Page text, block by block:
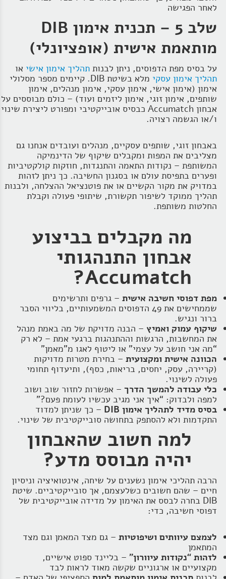
לאחר הפגישה
שלב 5 – תכנית אימון DIB
מותאמת אישית (אופציונלי)
על בסיס מפת הדפוסים, ניתן לבנות תהליך אימון אישי או
תהליך אימון עסקי
מלא בשיטת DIB. קיימים מספר מסלולי
אימון (אימון אישי, אימון עסקי, אימון מנהלים, אימון
שותפים, אימון זוגי, אימון ליזמים ועוד) – כולם מבוססים על
אבחון Accumatch כבסיס אובייקטיבי ומפורט ליצירת שינוי
ו/או הגשמה רצויה.
באבחון זוגי, שותפים עסקיים, מנהלים ועובדים אנחנו גם
מצליבים את המפות ומקבלים שיקוף של הדינמיקה
המשותפת – נקודות התאמה והתנגדות, חוזקות קולקטיביות
ופערים בתפיסת עולם או בסגנון החשיבה. כך ניתן לזהות
במדויק את מקור הקשיים או את פוטנציאל ההצלחה, ולבנות
תהליך ממוקד לשיפור תקשורת, שיתופי פעולה וקבלת
החלטות משותפת.
מה מקבלים בביצוע
אבחון התנהגותי
Accumatch?
מפת דפוסי חשיבה אישית – גרפים ותרשימים
שממחישים את 49 הדפוסים המשמעותיים, בליווי הסבר
ברור ונגיש.
שיקוף עמוק ואמיץ – הבנה מדויקת של מה באמת מנהל
את המחשבות, הרגשות וההתנהגות ברגעי אמת – לא רק
“מה אני חושב על עצמי” או ליטוף לאגו מ"מאמן"
הכוונה אישית ומקצועית – בחירת מטרות מדויקות
(קריירה, עסק, יחסים, בריאות, כסף), ותיעדוף תחומי
פעולה לשינוי.
כלי עבודה להמשך הדרך – אפשרות לחזור שוב ושוב
למפה ולבדוק: “איך אני מגיב עכשיו לעומת פעם?”
בסיס מדיד לתהליך אימון DIB
– כך שניתן למדוד
התקדמות ולא להסתפק בתחושה סובייקטיבית של שינוי.
למה חשוב שהאבחון
יהיה מבוסס מדע?
הרבה תהליכי אימון נשענים על שיחה, אינטואיציה וניסיון
חיים – שהם חשובים כשלעצמם, אך סובייקטיביים. שיטת
DIB בחרה לבסס את האימון על מדידה אובייקטיבית של
דפוסי חשיבה, כדי:
לצמצם עיוותים ושיפוטיות – גם מצד המאמן וגם מצד
המתאמן
לזהות “נקודות עיוורון” – בליינד ספוט אישיים,
מקצועיים או ארגוניים שקשה מאוד לראות לבד